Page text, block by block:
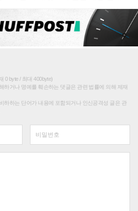
0 byte / 최대 400byte)
하거나 명예를 훼손하는 댓글은 관련 법률에 의해 제재
하하는 단어가 내용에 포함되거나 인신공격성 글은 관